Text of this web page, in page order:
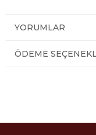
YORUMLAR
ÖDEME